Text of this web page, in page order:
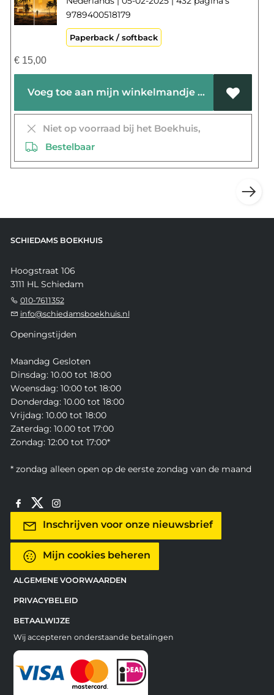
9789400518179
Paperback / softback
€15,00
Voeg toe aan mijn winkelmandje
Niet op voorraad bij het Boekhuis,
Bestelbaar
SCHIEDAMS BOEKHUIS
Hoogstraat 106
3111 HL Schiedam
010-7611352
info@schiedamsboekhuis.nl
Openingstijden
Maandag Gesloten
Dinsdag: 10.00 tot 18:00
Woensdag: 10:00 tot 18:00
Donderdag: 10.00 tot 18:00
Vrijdag: 10.00 tot 18:00
Zaterdag: 10.00 tot 17:00
Zondag: 12:00 tot 17:00*
* zondag alleen open op de eerste zondag van de maand
Inschrijven voor onze nieuwsbrief
Mijn cookies beheren
ALGEMENE VOORWAARDEN
PRIVACYBELEID
BETAALWIJZE
Wij accepteren onderstaande betalingen